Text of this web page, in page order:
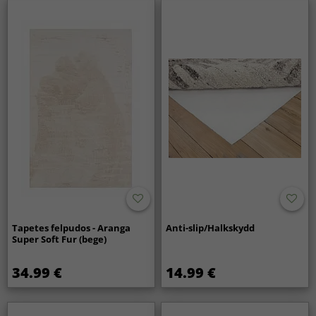
Tapetes felpudos - Aranga
Super Soft Fur (bege)
34.99 €
Anti-slip/Halkskydd
14.99 €